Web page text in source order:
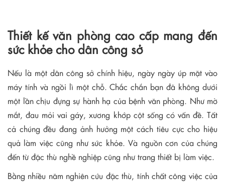
Thiết kế văn phòng cao cấp mang đến
sức khỏe cho dân công sở
Nếu là một dân công sở chính hiệu, ngày ngày úp mặt vào
máy tính và ngồi lì một chỗ. Chắc chắn bạn đã không dưới
một lần chịu đựng sự hành hạ của bệnh văn phòng. Như mờ
mắt, đau mỏi vai gáy, xương khớp cột sống có vấn đề. Tất
cả chúng đều đang ảnh hưởng một cách tiêu cực cho hiệu
quả làm việc cũng như sức khỏe. Và nguồn cơn của chúng
đến từ đặc thù nghề nghiệp cũng như trang thiết bị làm việc.
Bằng nhiều năm nghiên cứu đặc thù, tính chất công việc của